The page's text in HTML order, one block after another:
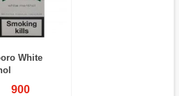
White
900